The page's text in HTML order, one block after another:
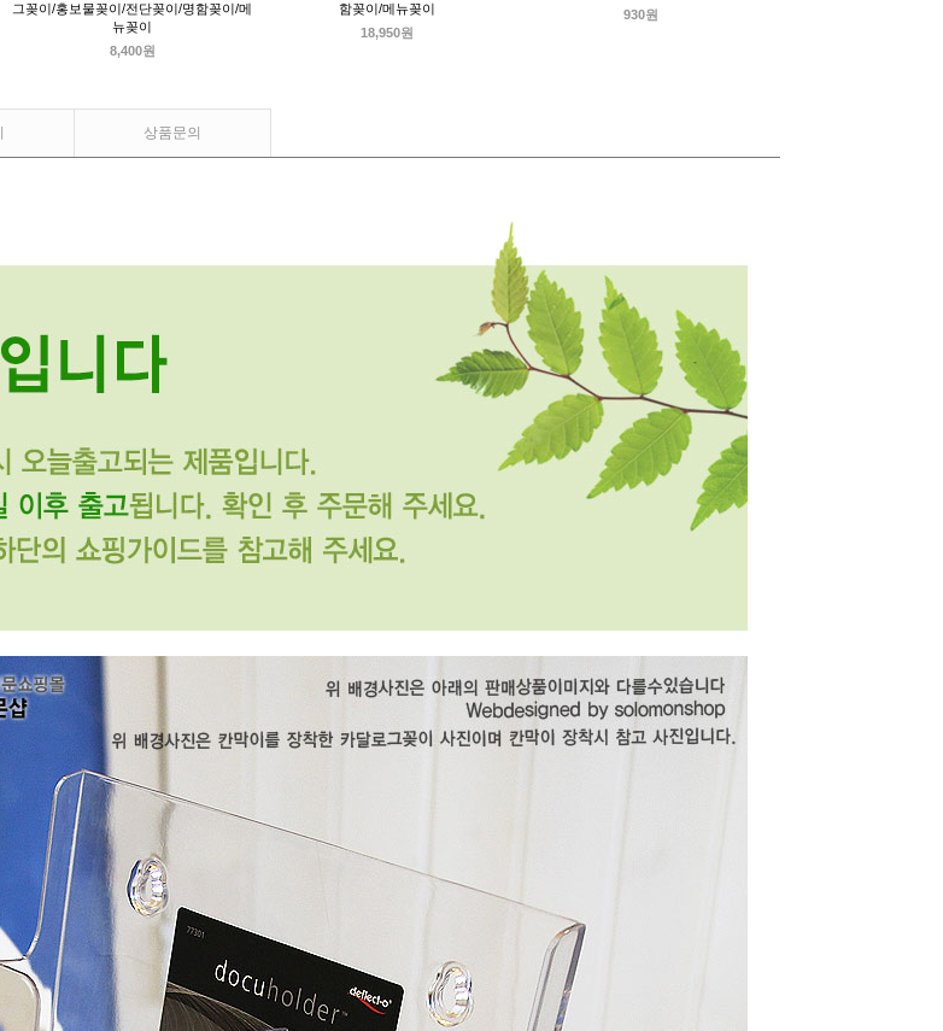
그꽂이/홍보물꽂이/전단꽂이/명함꽂이/메
뉴꽂이
8,400원
함꽂이/메뉴꽂이
18,950원
930원
상품문의